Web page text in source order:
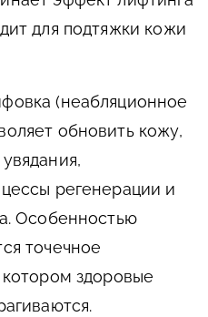
для подтяжки кожи
(неабляционное
обновить кожу,
регенерации и
Особенностью
точечное
здоровые